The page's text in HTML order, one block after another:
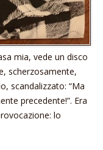
mia, vede un disco
scherzosamente,
scandalizzato: “Ma
precedente!”. Era
lo